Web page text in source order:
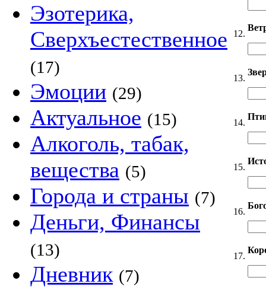
Эзотерика,
Сверхъестественное
(17)
Эмоции (29)
Актуальное (15)
Алкоголь, табак,
вещества (5)
Города и страны (7)
Деньги, Финансы
(13)
Дневник (7)
12.
13.
14.
15.
16.
17.